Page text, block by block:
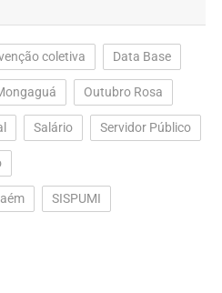
coletiva Data Base
Outubro Rosa
Salário Servidor Público
SISPUMI